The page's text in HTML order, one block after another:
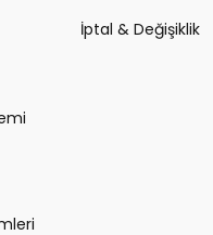
İptal & Değişiklik